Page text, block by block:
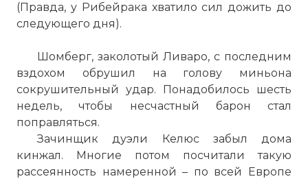
(Правда, у Рибейрака хватило сил дожить до
следующего дня).
Шомберг, заколотый Ливаро, с последним
вздохом обрушил на голову миньона
сокрушительный удар. Понадобилось шесть
недель, чтобы несчастный барон стал
поправляться.
Зачинщик дуэли Келюс забыл дома
кинжал. Многие потом посчитали такую
рассеянность намеренной – по всей Европе